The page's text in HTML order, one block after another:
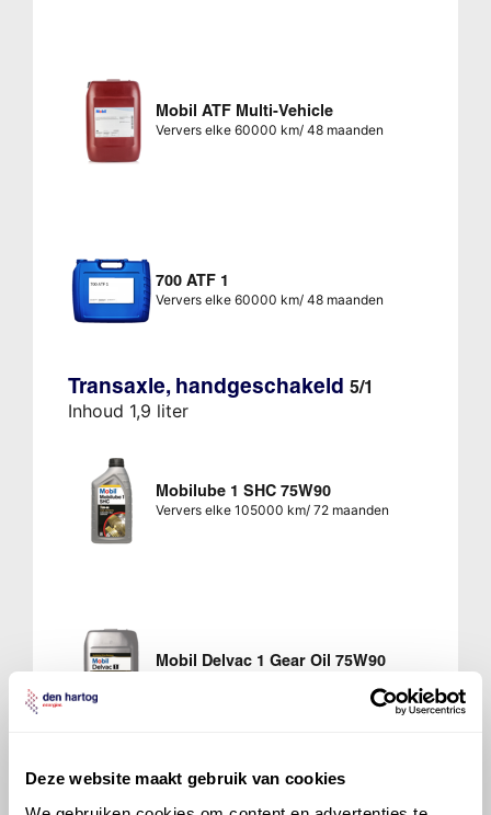
Deze website maakt gebruik van cookies
Mobil ATF Multi-Vehicle
Ververs elke 60000 km/ 48 maanden
700 ATF 1
Ververs elke 60000 km/ 48 maanden
Transaxle, handgeschakeld 5/1
Inhoud 1,9 liter
Mobilube 1 SHC 75W90
Ververs elke 105000 km/ 72 maanden
Mobil Delvac 1 Gear Oil 75W90